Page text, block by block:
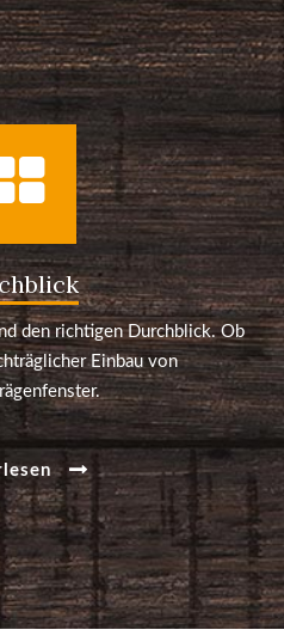
den richtigen Durchblick. Ob
Einbau von